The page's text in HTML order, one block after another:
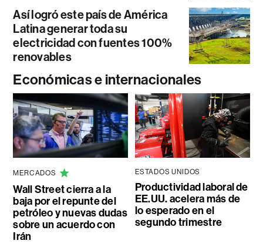
Así logró este país de América
Latina generar toda su
electricidad con fuentes 100%
renovables
Económicas e internacionales
MERCADOS
Wall Street cierra a la
baja por el repunte del
petróleo y nuevas dudas
sobre un acuerdo con
Irán
ESTADOS UNIDOS
Productividad laboral de
EE.UU. acelera más de
lo esperado en el
segundo trimestre